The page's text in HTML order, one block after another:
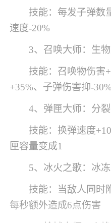
技能：每发子弹数
速度-20%
3、召唤大师：生
技能：召唤物伤害
+35%、子弹伤害抑-30%
4、弹匣大师：分
技能：换弹速度
匣容量变成1
5、冰火之歌：冰
技能：当敌人同时
每秒额外造成6点伤害